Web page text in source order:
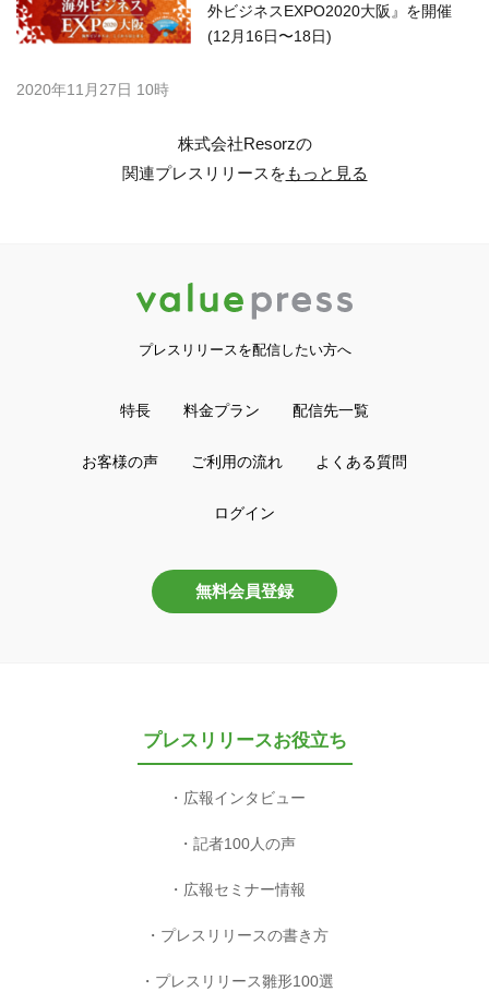
外ビジネスEXPO2020大阪』を開催
(12月16日〜18日)
2020年11月27日 10時
株式会社Resorzの
関連プレスリリースをもっと見る
プレスリリースを配信したい方へ
特長 料金プラン 配信先一覧
お客様の声 ご利用の流れ よくある質問
ログイン
無料会員登録
プレスリリースお役立ち
広報インタビュー
記者100人の声
広報セミナー情報
プレスリリースの書き方
プレスリリース雛形100選